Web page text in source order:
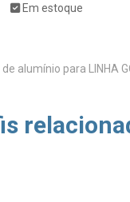
Em estoque
alumínio para LINHA